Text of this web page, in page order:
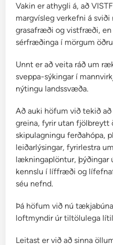
Vakin er athygli á, að
margvísleg verkefni á
grasafræði og vistfræði,
sérfræðinga í mörgum
Unnt er að veita ráð um
sveppa-sýkingar í
nýtingu landssvæða.
Að auki höfum við tekið
greina, fyrir utan fjölbreytt
skipulagningu ferðahópa,
leiðarlýsingar, fyrirlestra
lækningaplöntur, þýðingar
kennslu í líffræði og
séu nefnd.
Þá höfum við nú
loftmyndir úr tiltölulega
Leitast er við að sinna